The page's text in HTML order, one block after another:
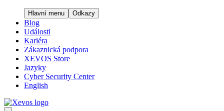
Hlavní menu Odkazy
Blog
Události
Kariéra
Zákaznická podpora
XEVOS Store
Jazyky
Cyber Security Center
English